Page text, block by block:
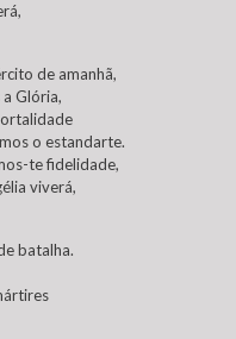
de amanhã,
Glória,
o estandarte.
te fidelidade,
viverá,
batalha.